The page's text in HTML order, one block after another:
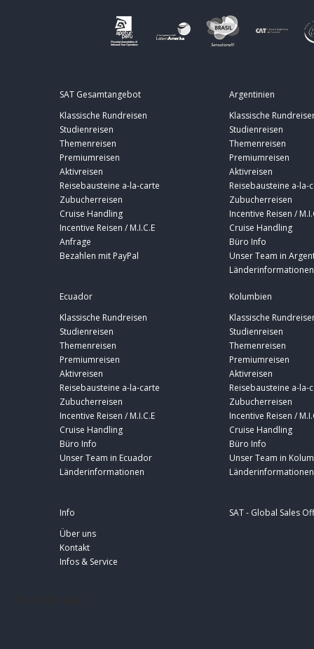
SAT Gesamtangebot
Klassische Rundreisen
Studienreisen
Themenreisen
Premiumreisen
Aktivreisen
Reisebausteine a-la-carte
Zubucherreisen
Cruise Handling
Incentive Reisen / M.I.C.E
Anfrage
Bezahlen mit PayPal
Argentinien
Klassische
Studienreisen
Themenreisen
Premiumreisen
Aktivreisen
Reisebausteine a-la-
Zubucherreisen
Incentive Reisen /
Cruise Handling
Büro Info
Unser Team in
Länderinformationen
Ecuador
Klassische Rundreisen
Studienreisen
Themenreisen
Premiumreisen
Aktivreisen
Reisebausteine a-la-carte
Zubucherreisen
Incentive Reisen / M.I.C.E
Cruise Handling
Büro Info
Unser Team in Ecuador
Länderinformationen
Kolumbien
Klassische
Studienreisen
Themenreisen
Premiumreisen
Aktivreisen
Reisebausteine a-la-
Zubucherreisen
Incentive Reisen /
Cruise Handling
Büro Info
Unser Team in
Länderinformationen
Info
Über uns
Kontakt
Infos & Service
SAT - Global Sales